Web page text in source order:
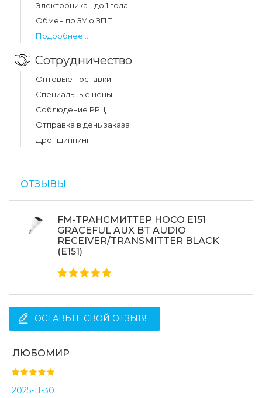
Электроника - до 1 года
Обмен по ЗУ о ЗПП
Подробнее...
Сотрудничество
Оптовые поставки
Специальные цены
Соблюдение РРЦ
Отправка в день заказа
Дропшиппинг
ОТЗЫВЫ
FM-ТРАНСМИТТЕР HOCO E151
GRACEFUL AUX BT AUDIO
RECEIVER/TRANSMITTER BLACK
(E151)
ОСТАВЬТЕ СВОЙ ОТЗЫВ!
ЛЮБОМИР
2025-11-30